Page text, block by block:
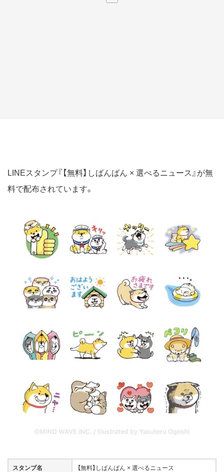
LINEスタンプ『【無料】しばんばん × 選べるニュース』が無
料で配布されています。
スタンプ名 【無料】しばんばん × 選べるニュース